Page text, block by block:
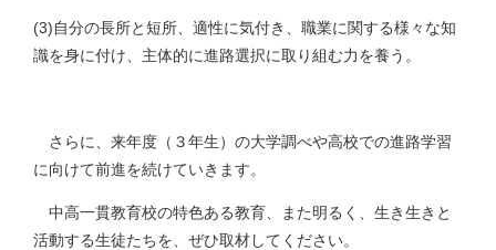
(3)自分の長所と短所、適性に気付き、職業に関する様々な知
識を身に付け、主体的に進路選択に取り組む力を養う。
さらに、来年度（３年生）の大学調べや高校での進路学習
に向けて前進を続けていきます。
中高一貫教育校の特色ある教育、また明るく、生き生きと
活動する生徒たちを、ぜひ取材してください。